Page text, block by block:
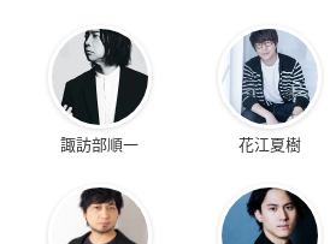
諏訪部順一 花江夏樹